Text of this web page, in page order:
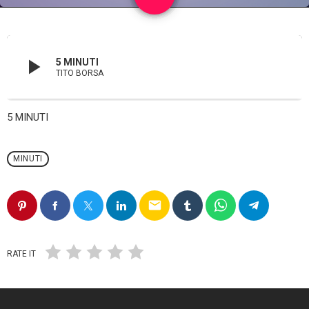
play_arrow 5 MINUTI
TITO BORSA
5 MINUTI
MINUTI
email
RATE IT